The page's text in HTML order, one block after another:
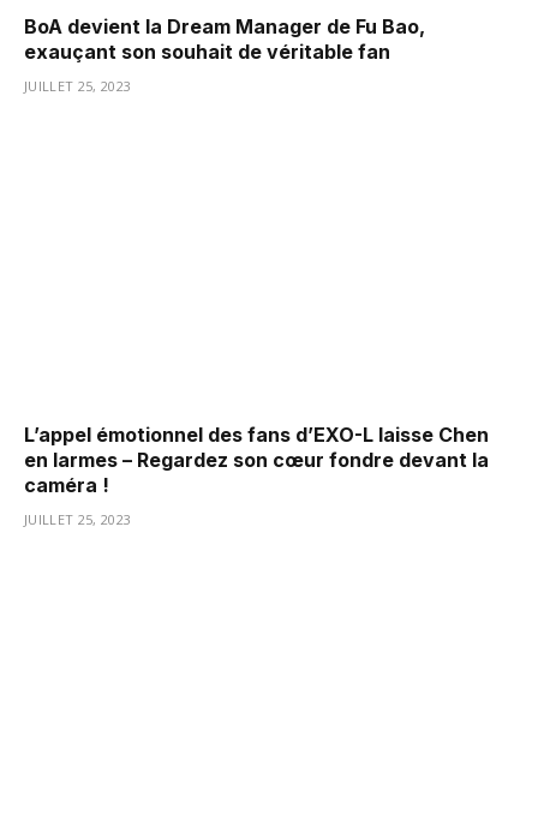
BoA devient la Dream Manager de Fu Bao,
exauçant son souhait de véritable fan
JUILLET 25, 2023
L’appel émotionnel des fans d’EXO-L laisse Chen
en larmes – Regardez son cœur fondre devant la
caméra !
JUILLET 25, 2023